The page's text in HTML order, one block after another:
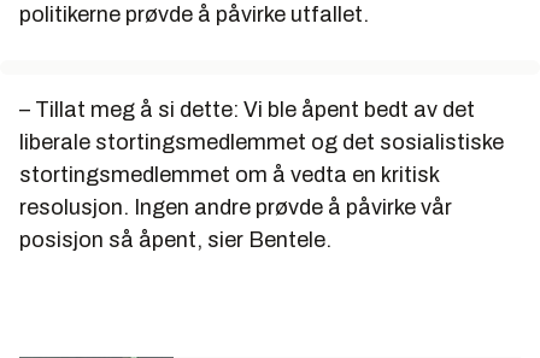
politikerne prøvde å påvirke utfallet.
– Tillat meg å si dette: Vi ble åpent bedt av det
liberale stortingsmedlemmet og det sosialistiske
stortingsmedlemmet om å vedta en kritisk
resolusjon. Ingen andre prøvde å påvirke vår
posisjon så åpent, sier Bentele.